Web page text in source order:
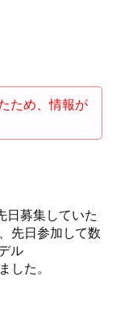
ため、情報が
日募集していた
先日参加して数
ル
した。